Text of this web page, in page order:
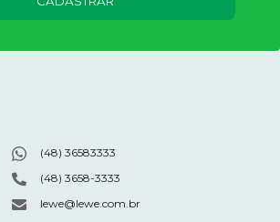
(48) 36583333
(48) 3658-3333
lewe@lewe.com.br